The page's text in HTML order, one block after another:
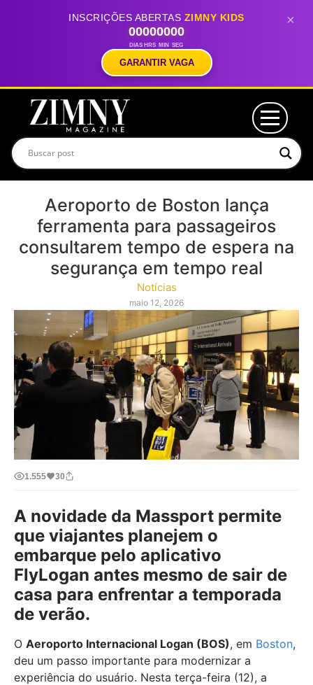
INSCRIÇÕES ABERTAS ZIMNY KIDS
00
DIAS
00
HRS
00
MIN
00
SEG
GARANTIR VAGA
×
Aeroporto de Boston lança
ferramenta para passageiros
consultarem tempo de espera na
segurança em tempo real
Notícias
maio 12, 2026
1.555 30
A novidade da Massport permite
que viajantes planejem o
embarque pelo aplicativo
FlyLogan antes mesmo de sair de
casa para enfrentar a temporada
de verão.
O Aeroporto Internacional Logan (BOS), em Boston,
deu um passo importante para modernizar a
experiência do usuário. Nesta terça-feira (12), a